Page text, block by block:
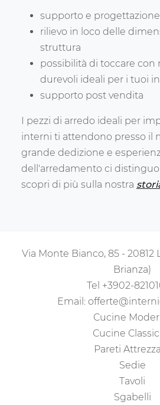
supporto e
rilievo in loco delle
struttura
possibilità di toccare con
durevoli ideali per i tuoi
supporto post vendita
I pezzi di arredo ideali per
interni ti attendono presso il
grande dedizione e
dell'arredamento ci
scopri di più sulla nostra
Via Monte Bianco, 85 - 20812
Brianza)
Tel +3902-
Email:
Cucine
Cucine
Pareti
Sedie
Tavoli
Sgabelli